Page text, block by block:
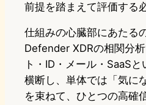
前提を踏まえて評価する
仕組みの心臓部にあたる
Defender XDRの相関分
ト・ID・メール・SaaS
横断し、単体では「気に
を束ねて、ひとつの高確